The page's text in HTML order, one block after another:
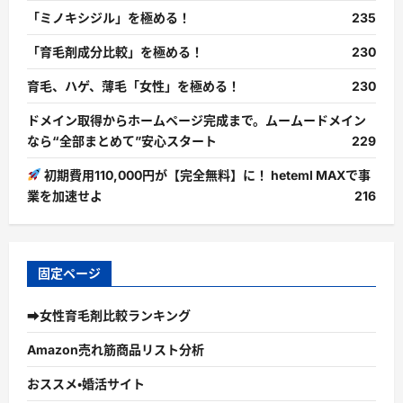
「ミノキシジル」を極める！ 235
「育毛剤成分比較」を極める！ 230
育毛、ハゲ、薄毛「女性」を極める！ 230
ドメイン取得からホームページ完成まで。ムームードメイン
なら“全部まとめて”安心スタート
229
初期費用110,000円が【完全無料】に！ heteml MAXで事
業を加速せよ
216
固定ページ
➡女性育毛剤比較ランキング
Amazon売れ筋商品リスト分析
おススメ・婚活サイト